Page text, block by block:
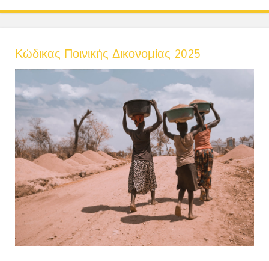
Κώδικας Ποινικής Δικονομίας 2025